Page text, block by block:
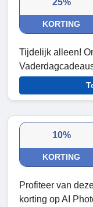
25%
KORTING
Tijdelijk alleen!
10%
KORTING
Profiteer van
korting op AI